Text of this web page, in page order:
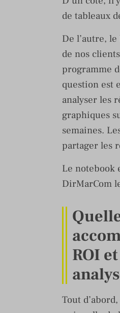
de tableaux
De l’autre,
de nos
programme
question est
analyser les
graphiques
semaines.
partager les
Le notebook
DirMarCom
ROI
Tout